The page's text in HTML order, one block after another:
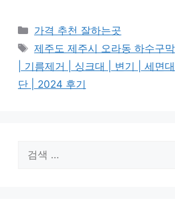
카
테
리
가격 추천 잘하는곳
태
그
제주도 제주시 오라동 하수구
| 기름제거 | 싱크대 | 변기 | 세면
단 | 2024 후기
색: